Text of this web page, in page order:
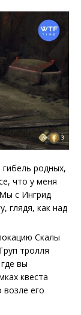
родных,
что у меня
с Ингрид
глядя, как над
Скалы
тролля
вы
квеста
его